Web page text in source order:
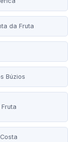
da Fruta
Búzios